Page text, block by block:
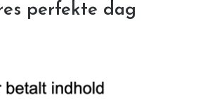
perfekte dag